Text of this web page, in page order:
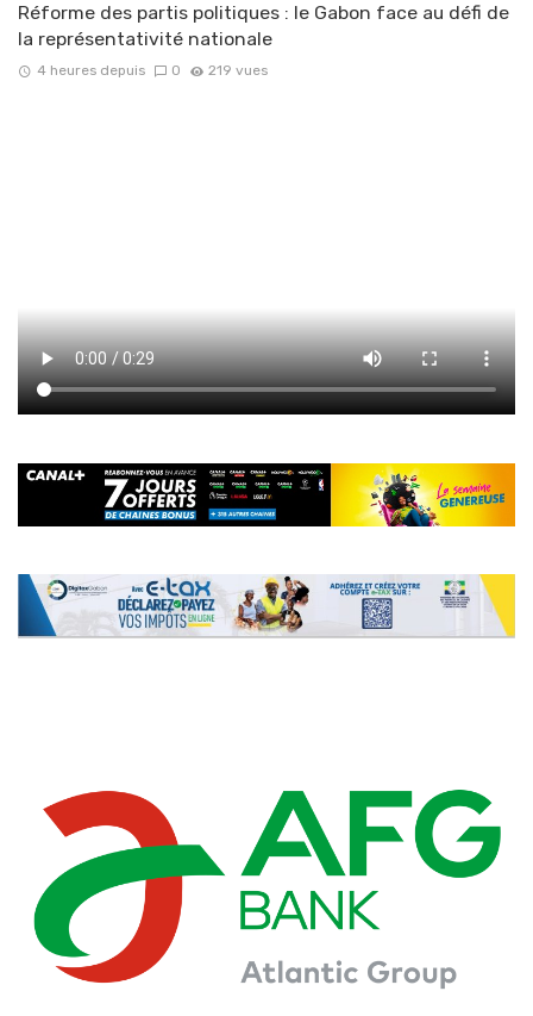
Réforme des partis politiques : le Gabon face au défi de
la représentativité nationale
4 heures depuis 0 219 vues